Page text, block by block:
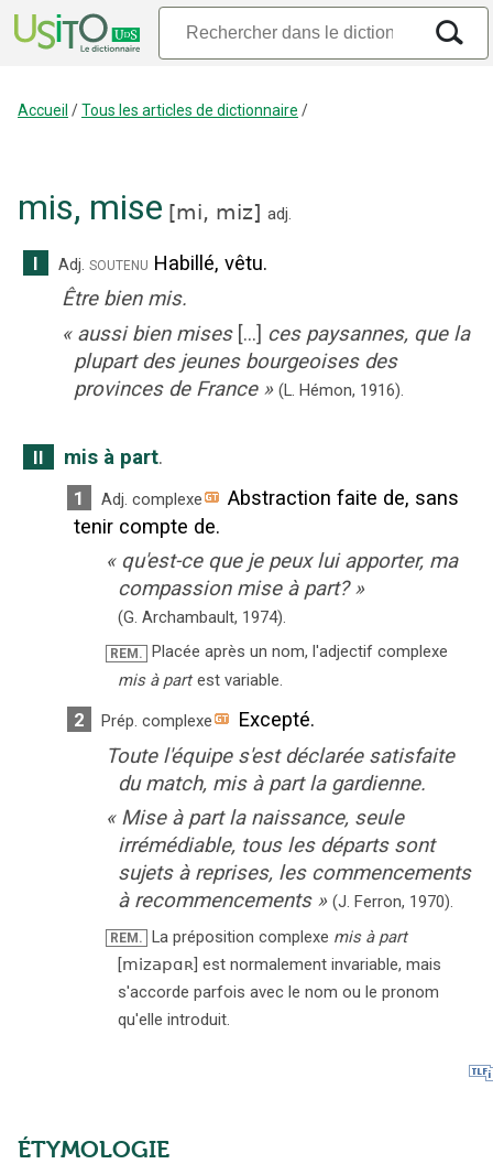
Accueil /Tous les articles de dictionnaire /
mis, mise [mi, miz] adj.
I Adj. soutenu Habillé, vêtu.
Être bien mis.
« aussi bien mises [...] ces paysannes, que la
plupart des jeunes bourgeoises des
provinces de France » (L. Hémon, 1916).
II mis à part.
1 Adj. complexe
Abstraction faite de, sans
tenir compte de.
« qu'est-ce que je peux lui apporter, ma
compassion mise à part? »
(G. Archambault, 1974).
REM.
Placée après un nom, l'adjectif complexe
mis à part est variable.
2 Prép. complexe
Excepté.
Toute l'équipe s'est déclarée satisfaite
du match, mis à part la gardienne.
« Mise à part la naissance, seule
irrémédiable, tous les départs sont
sujets à reprises, les commencements
à recommencements » (J. Ferron, 1970).
REM. La préposition complexe mis à part
[mizapɑʀ] est normalement invariable, mais
s'accorde parfois avec le nom ou le pronom
qu'elle introduit.
ÉTYMOLOGIE